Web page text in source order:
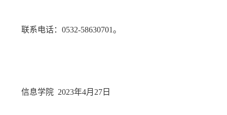
联系电话： 0532-58630701。
信息学院 2023年4月 27 日